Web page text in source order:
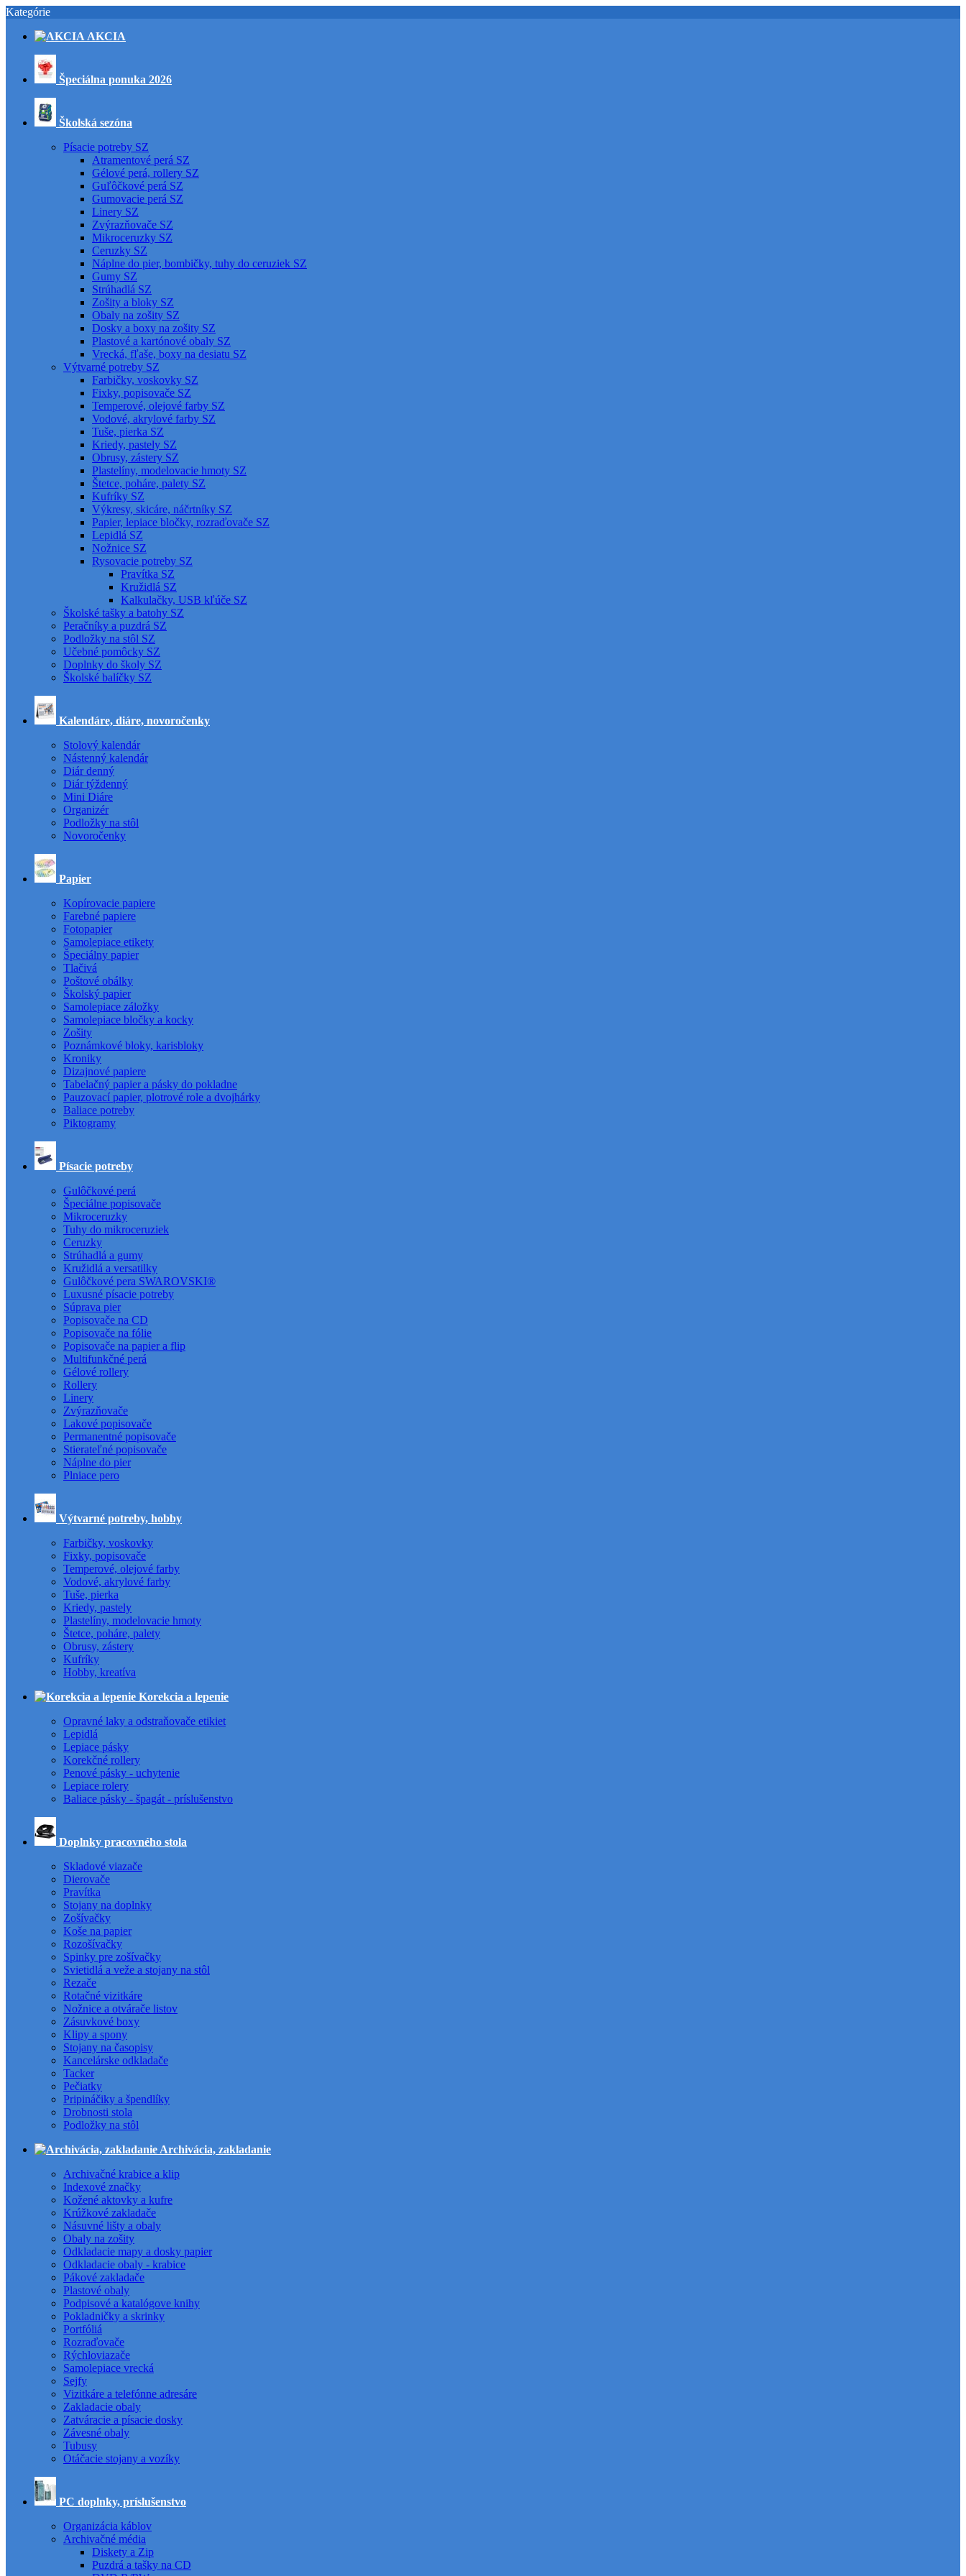
Kategórie
AKCIA
Špeciálna ponuka 2026
Školská sezóna
Písacie potreby SZ
Atramentové perá SZ
Gélové perá, rollery SZ
Guľôčkové perá SZ
Gumovacie perá SZ
Linery SZ
Zvýrazňovače SZ
Mikroceruzky SZ
Ceruzky SZ
Náplne do pier, bombičky, tuhy do ceruziek SZ
Gumy SZ
Strúhadlá SZ
Zošity a bloky SZ
Obaly na zošity SZ
Dosky a boxy na zošity SZ
Plastové a kartónové obaly SZ
Vrecká, fľaše, boxy na desiatu SZ
Výtvarné potreby SZ
Farbičky, voskovky SZ
Fixky, popisovače SZ
Temperové, olejové farby SZ
Vodové, akrylové farby SZ
Tuše, pierka SZ
Kriedy, pastely SZ
Obrusy, zástery SZ
Plastelíny, modelovacie hmoty SZ
Štetce, poháre, palety SZ
Kufríky SZ
Výkresy, skicáre, náčrtníky SZ
Papier, lepiace bločky, rozraďovače SZ
Lepidlá SZ
Nožnice SZ
Rysovacie potreby SZ
Pravítka SZ
Kružidlá SZ
Kalkulačky, USB kľúče SZ
Školské tašky a batohy SZ
Peračníky a puzdrá SZ
Podložky na stôl SZ
Učebné pomôcky SZ
Doplnky do školy SZ
Školské balíčky SZ
Kalendáre, diáre, novoročenky
Stolový kalendár
Nástenný kalendár
Diár denný
Diár týždenný
Mini Diáre
Organizér
Podložky na stôl
Novoročenky
Papier
Kopírovacie papiere
Farebné papiere
Fotopapier
Samolepiace etikety
Špeciálny papier
Tlačivá
Poštové obálky
Školský papier
Samolepiace záložky
Samolepiace bločky a kocky
Zošity
Poznámkové bloky, karisbloky
Kroniky
Dizajnové papiere
Tabelačný papier a pásky do pokladne
Pauzovací papier, plotrové role a dvojhárky
Baliace potreby
Piktogramy
Písacie potreby
Gulôčkové perá
Špeciálne popisovače
Mikroceruzky
Tuhy do mikroceruziek
Ceruzky
Strúhadlá a gumy
Kružidlá a versatilky
Gulôčkové pera SWAROVSKI®
Luxusné písacie potreby
Súprava pier
Popisovače na CD
Popisovače na fólie
Popisovače na papier a flip
Multifunkčné perá
Gélové rollery
Rollery
Linery
Zvýrazňovače
Lakové popisovače
Permanentné popisovače
Stierateľné popisovače
Náplne do pier
Plniace pero
Výtvarné potreby, hobby
Farbičky, voskovky
Fixky, popisovače
Temperové, olejové farby
Vodové, akrylové farby
Tuše, pierka
Kriedy, pastely
Plastelíny, modelovacie hmoty
Štetce, poháre, palety
Obrusy, zástery
Kufríky
Hobby, kreatíva
Korekcia a lepenie
Opravné laky a odstraňovače etikiet
Lepidlá
Lepiace pásky
Korekčné rollery
Penové pásky - uchytenie
Lepiace rolery
Baliace pásky - špagát - príslušenstvo
Doplnky pracovného stola
Skladové viazače
Dierovače
Pravítka
Stojany na doplnky
Zošívačky
Koše na papier
Rozošívačky
Spinky pre zošívačky
Svietidlá a veže a stojany na stôl
Rezače
Rotačné vizitkáre
Nožnice a otvárače listov
Zásuvkové boxy
Klipy a spony
Stojany na časopisy
Kancelárske odkladače
Tacker
Pečiatky
Pripináčiky a špendlíky
Drobnosti stola
Podložky na stôl
Archivácia, zakladanie
Archivačné krabice a klip
Indexové značky
Kožené aktovky a kufre
Krúžkové zakladače
Násuvné lišty a obaly
Obaly na zošity
Odkladacie mapy a dosky papier
Odkladacie obaly - krabice
Pákové zakladače
Plastové obaly
Podpisové a katalógove knihy
Pokladničky a skrinky
Portfóliá
Rozraďovače
Rýchloviazače
Samolepiace vrecká
Sejfy
Vizitkáre a telefónne adresáre
Zakladacie obaly
Zatváracie a písacie dosky
Závesné obaly
Tubusy
Otáčacie stojany a vozíky
PC doplnky, príslušenstvo
Organizácia káblov
Archivačné média
Diskety a Zip
Puzdrá a tašky na CD